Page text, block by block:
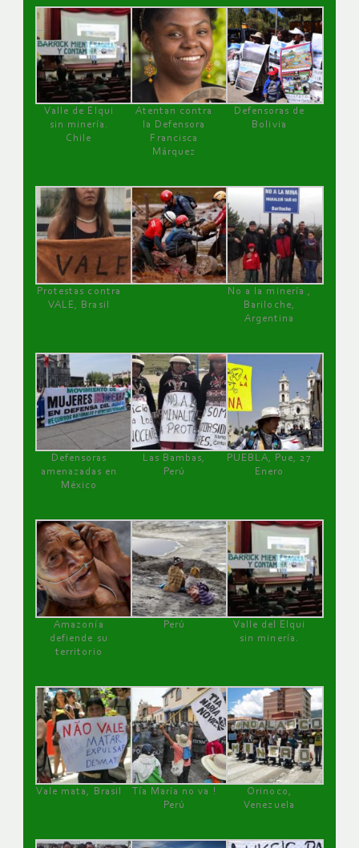
Valle de Elqui
sin minería.
Chile
Atentan contra
la Defensora
Francisca
Márquez
Defensoras de
Bolivia
Protestas contra
VALE, Brasil
No a la minería ,
Bariloche,
Argentina
Defensoras
amenazadas en
México
Las Bambas,
Perú
PUEBLA, Pue, 27
Enero
Amazonía
defiende su
territorio
Perú
Valle del Elqui
sin minería.
Vale mata, Brasil
Tía María no va !
Perú
Orinoco,
Venezuela